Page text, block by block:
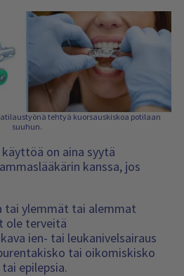
tehtyä kuorsauskiskoa potilaan
suuhun.
on aina syytä
kanssa, jos
tai ylemmät tai alemmat
ole terveitä
ien- tai leukanivelsairaus
tai oikomiskisko
epilepsia.